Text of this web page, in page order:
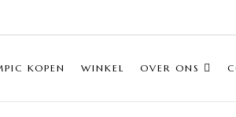
KOPEN WINKEL OVER ONS